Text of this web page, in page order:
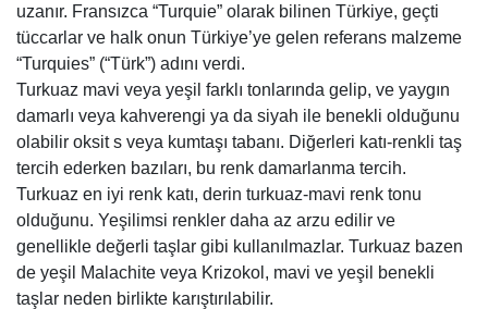
uzanır. Fransızca “Turquie” olarak bilinen Türkiye, geçti
tüccarlar ve halk onun Türkiye’ye gelen referans malzeme
“Turquies” (“Türk”) adını verdi.
Turkuaz mavi veya yeşil farklı tonlarında gelip, ve yaygın
damarlı veya kahverengi ya da siyah ile benekli olduğunu
olabilir oksit s veya kumtaşı tabanı. Diğerleri katı-renkli taş
tercih ederken bazıları, bu renk damarlanma tercih.
Turkuaz en iyi renk katı, derin turkuaz-mavi renk tonu
olduğunu. Yeşilimsi renkler daha az arzu edilir ve
genellikle değerli taşlar gibi kullanılmazlar. Turkuaz bazen
de yeşil Malachite veya Krizokol, mavi ve yeşil benekli
taşlar neden birlikte karıştırılabilir.